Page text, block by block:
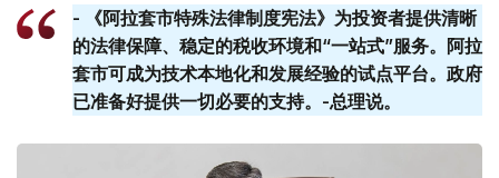
- 《阿拉套市特殊法律制度宪法》为投资者提供清晰
的法律保障、稳定的税收环境和“一站式”服务。阿拉
套​​市可成为技术本地化和发展经验的试点平台。政府
已准备好提供一切必要的支持。-总理说。